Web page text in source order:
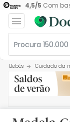
4,5/5 Com
Bebés Cuidado da